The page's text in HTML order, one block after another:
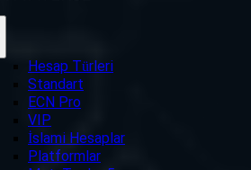
Hesap Türleri
Standart
ECN Pro
VIP
İslami Hesaplar
Platformlar